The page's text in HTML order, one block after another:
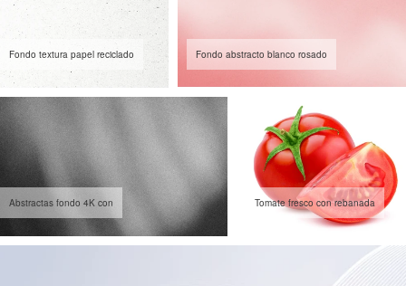
Fondo textura papel reciclado Fondo abstracto blanco rosado
Abstractas fondo 4K con Tomate fresco con rebanada